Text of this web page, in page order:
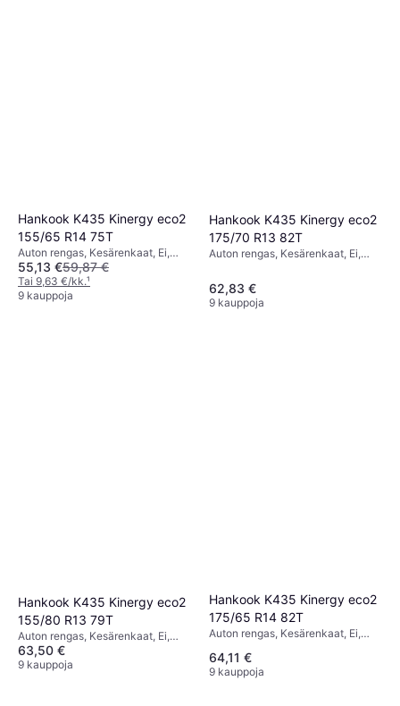
Hankook K435 Kinergy eco2
155/65 R14 75T
Auton rengas, Kesärenkaat, Ei,
Henkilöauto, Profiili 65 %,
Nopeusindeksi T (190 km/h)
55,13 €59,87 €
Tai 9,63 €/kk.¹
9 kauppoja
Hankook K435 Kinergy eco2
175/70 R13 82T
Auton rengas, Kesärenkaat, Ei,
km/h)
62,83 €
9 kauppoja
Hankook K435 Kinergy eco2
155/80 R13 79T
Auton rengas, Kesärenkaat, Ei,
Profiili 80 %, Nopeusindeksi T (190
km/h)
63,50 €
9 kauppoja
Hankook K435 Kinergy eco2
175/65 R14 82T
Auton rengas, Kesärenkaat, Ei,
Nopeusindeksi T (190 km/h)
64,11 €
9 kauppoja